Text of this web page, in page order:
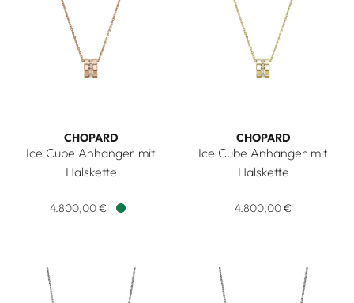
CHOPARD
Ice Cube Anhänger mit
Halskette
4.800,00 €
CHOPARD
Ice Cube Anhänger mit
Halskette
4.800,00 €